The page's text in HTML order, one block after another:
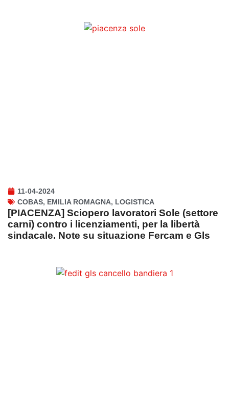
11-04-2024
COBAS, EMILIA ROMAGNA, LOGISTICA
[PIACENZA] Sciopero lavoratori Sole (settore
carni) contro i licenziamenti, per la libertà
sindacale. Note su situazione Fercam e Gls